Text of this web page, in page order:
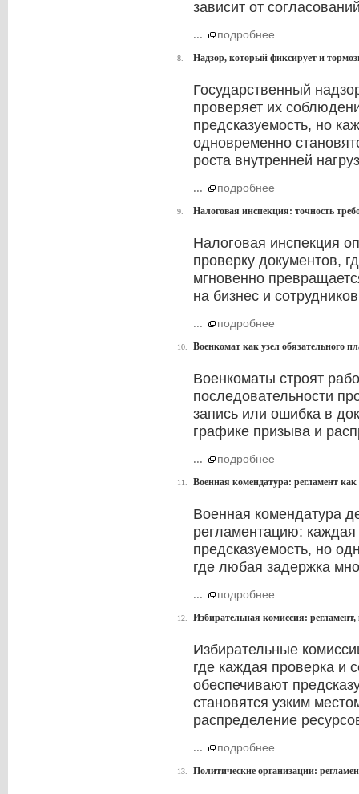
зависит от
... подробнее
8. Надзор, который фиксирует и
Государственный
проверяет их
предсказуемость, но
одновременно
роста внутренней
... подробнее
9. Налоговая инспекция: точность
Налоговая инспекция
проверку документов,
мгновенно
на бизнес и
... подробнее
10. Военкомат как узел обязательного
Военкоматы строят
последовательности
запись или ошибка в
графике призыва и
... подробнее
11. Военная комендатура: регламент
Военная комендатура
регламентацию:
предсказуемость, но
где любая задержка
... подробнее
12. Избирательная комиссия:
Избирательные
где каждая проверка и
обеспечивают
становятся узким
распределение
... подробнее
13. Политические организации: